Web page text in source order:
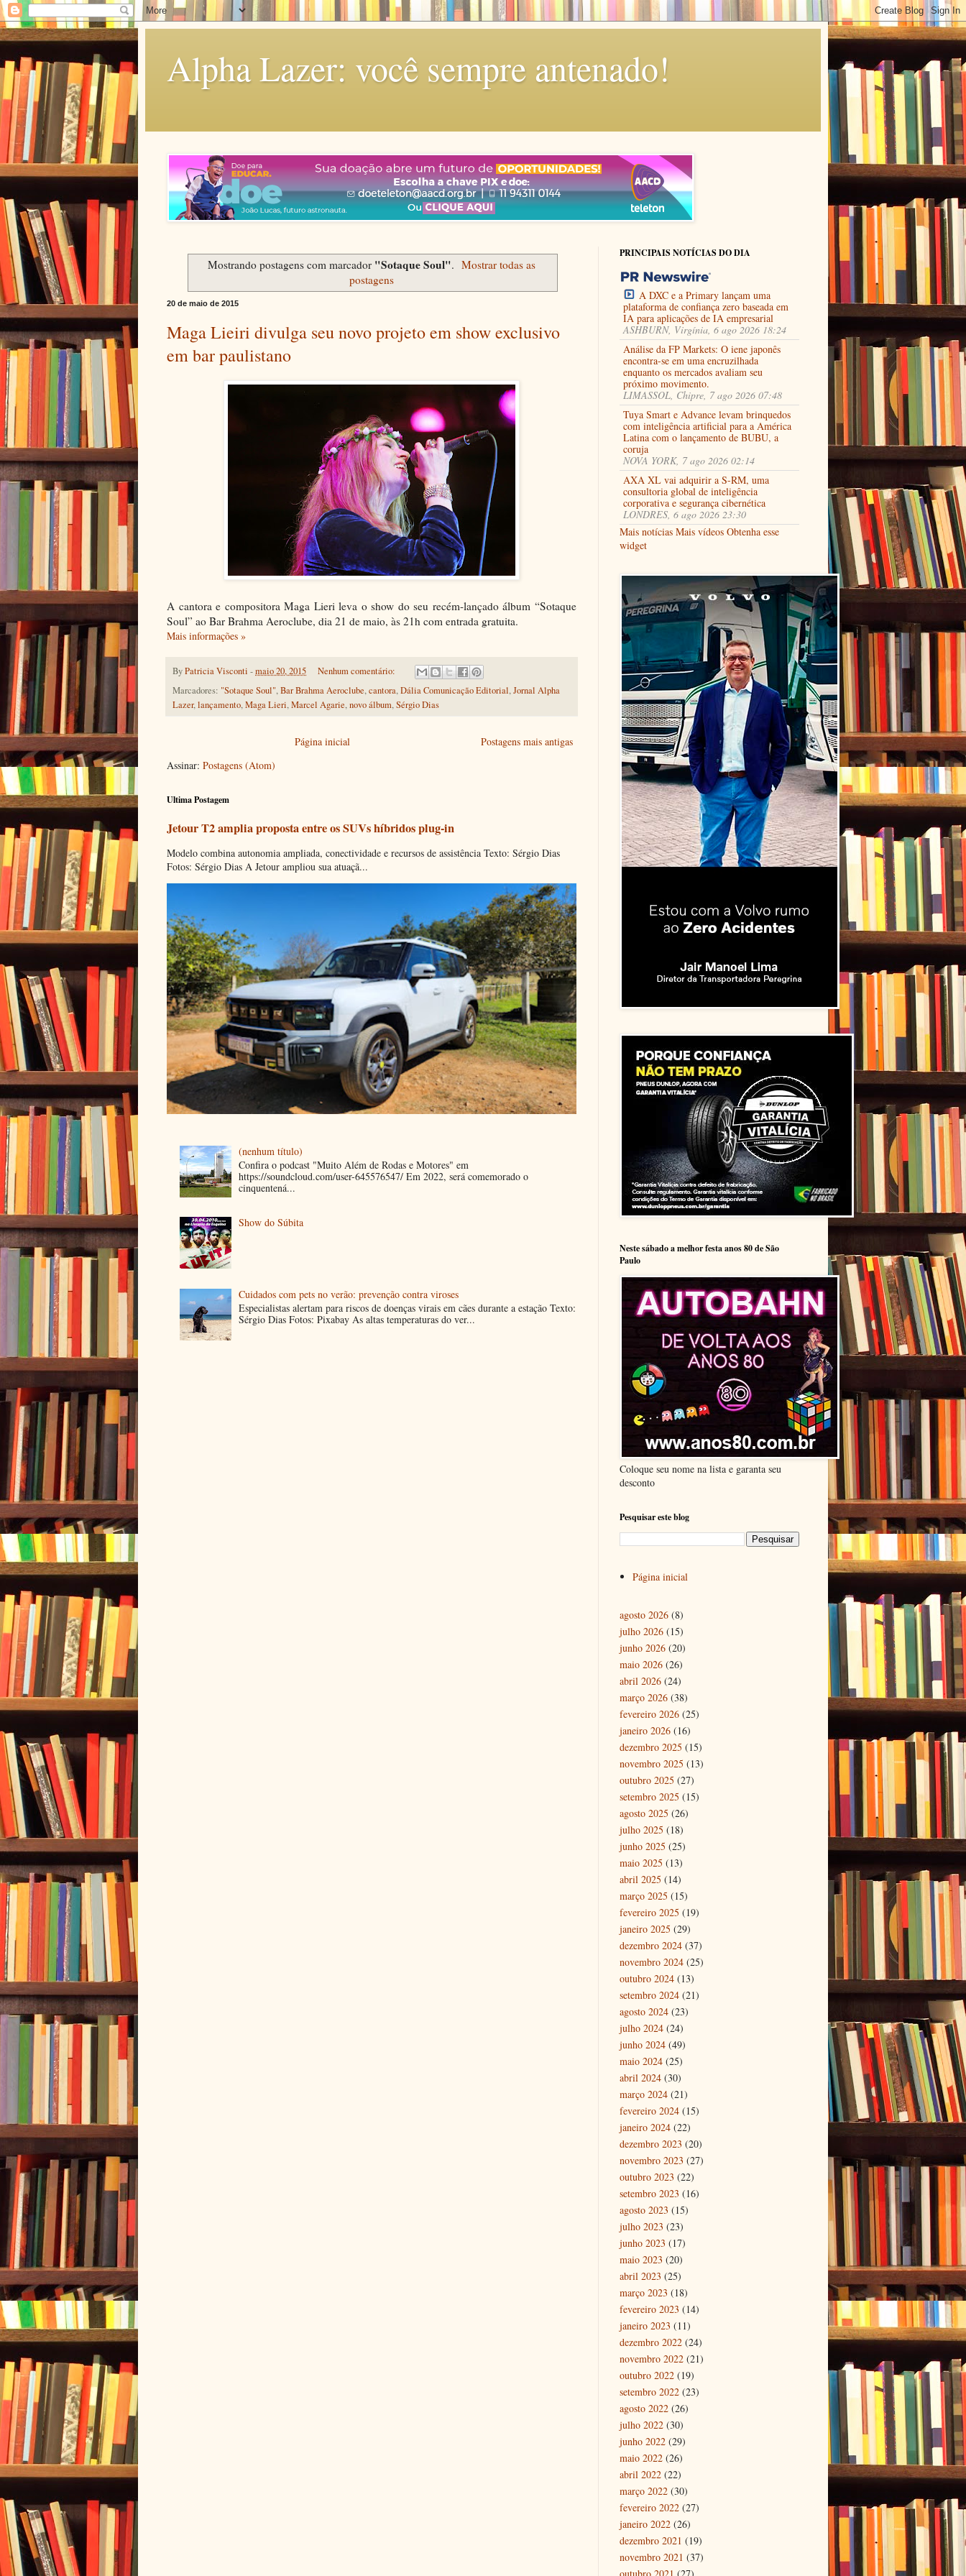
Alpha Lazer: você sempre antenado!
Mostrando postagens com marcador "Sotaque Soul". Mostrar todas as
postagens
20 de maio de 2015
Maga Lieiri divulga seu novo projeto em show exclusivo
em bar paulistano
A cantora e compositora Maga Lieri leva o show do seu recém-lançado álbum “Sotaque
Soul” ao Bar Brahma Aeroclube, dia 21 de maio, às 21h com entrada gratuita.
Mais informações »
ByPatricia Visconti -maio 20, 2015
Nenhum comentário:
Marcadores: "Sotaque Soul",Bar Brahma Aeroclube,cantora,Dália Comunicação Editorial,Jornal Alpha
Lazer,lançamento,Maga Lieri,Marcel Agarie,novo álbum,Sérgio Dias
Postagens mais antigas
Página inicial
Assinar: Postagens (Atom)
Ultima Postagem
Jetour T2 amplia proposta entre os SUVs híbridos plug-in
Modelo combina autonomia ampliada, conectividade e recursos de assistência Texto: Sérgio Dias
Fotos: Sérgio Dias A Jetour ampliou sua atuaçã...
(nenhum título)
Confira o podcast "Muito Além de Rodas e Motores" em
https://soundcloud.com/user-645576547/ Em 2022, será comemorado o
cinquentená...
Show do Súbita
Cuidados com pets no verão: prevenção contra viroses
Especialistas alertam para riscos de doenças virais em cães durante a estação Texto:
Sérgio Dias Fotos: Pixabay As altas temperaturas do ver...
PRINCIPAIS NOTÍCIAS DO DIA
A DXC e a Primary lançam uma
plataforma de confiança zero baseada em
IA para aplicações de IA empresarial
ASHBURN, Virgínia, 6 ago 2026 18:24
Análise da FP Markets: O iene japonês
encontra-se em uma encruzilhada
enquanto os mercados avaliam seu
próximo movimento.
LIMASSOL, Chipre, 7 ago 2026 07:48
Tuya Smart e Advance levam brinquedos
com inteligência artificial para a América
Latina com o lançamento de BUBU, a
coruja
NOVA YORK, 7 ago 2026 02:14
AXA XL vai adquirir a S-RM, uma
consultoria global de inteligência
corporativa e segurança cibernética
LONDRES, 6 ago 2026 23:30
Mais notícias Mais vídeos Obtenha esse
widget
Neste sábado a melhor festa anos 80 de São
Paulo
Coloque seu nome na lista e garanta seu
desconto
Pesquisar este blog
Página inicial
agosto 2026 (8)
julho 2026 (15)
junho 2026 (20)
maio 2026 (26)
abril 2026 (24)
março 2026 (38)
fevereiro 2026 (25)
janeiro 2026 (16)
dezembro 2025 (15)
novembro 2025 (13)
outubro 2025 (27)
setembro 2025 (15)
agosto 2025 (26)
julho 2025 (18)
junho 2025 (25)
maio 2025 (13)
abril 2025 (14)
março 2025 (15)
fevereiro 2025 (19)
janeiro 2025 (29)
dezembro 2024 (37)
novembro 2024 (25)
outubro 2024 (13)
setembro 2024 (21)
agosto 2024 (23)
julho 2024 (24)
junho 2024 (49)
maio 2024 (25)
abril 2024 (30)
março 2024 (21)
fevereiro 2024 (15)
janeiro 2024 (22)
dezembro 2023 (20)
novembro 2023 (27)
outubro 2023 (22)
setembro 2023 (16)
agosto 2023 (15)
julho 2023 (23)
junho 2023 (17)
maio 2023 (20)
abril 2023 (25)
março 2023 (18)
fevereiro 2023 (14)
janeiro 2023 (11)
dezembro 2022 (24)
novembro 2022 (21)
outubro 2022 (19)
setembro 2022 (23)
agosto 2022 (26)
julho 2022 (30)
junho 2022 (29)
maio 2022 (26)
abril 2022 (22)
março 2022 (30)
fevereiro 2022 (27)
janeiro 2022 (26)
dezembro 2021 (19)
novembro 2021 (37)
outubro 2021 (27)